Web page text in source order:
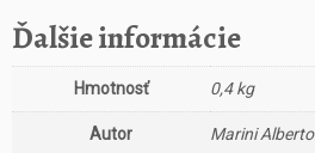
a
t
Ďalšie informácie
Hmotnosť 0,4 kg
Autor Marini Alberto